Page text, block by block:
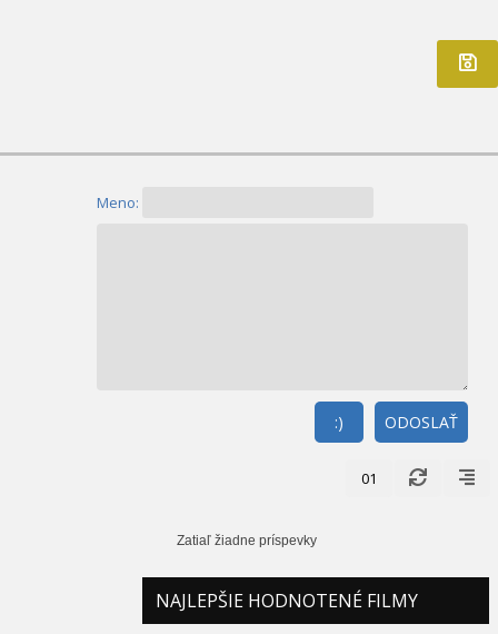
Meno:
ODOSLAŤ
:)
01
Zatiaľ žiadne príspevky
NAJLEPŠIE HODNOTENÉ FILMY